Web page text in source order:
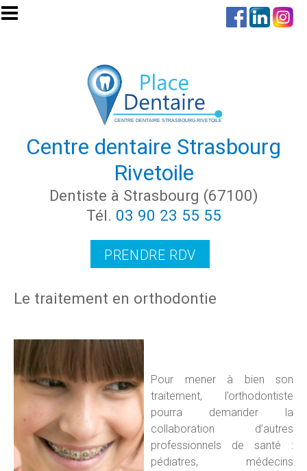
Aller au contenu principal
Centre dentaire Strasbourg
Rivetoile
Dentiste à Strasbourg (67100)
Tél. 03 90 23 55 55
PRENDRE RDV
Le traitement en orthodontie
Pour mener à bien son
traitement, l’orthodontiste
pourra demander la
collaboration d’autres
professionnels de santé :
pédiatres, médecins